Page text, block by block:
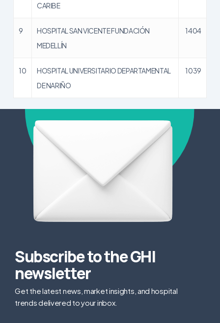
CARIBE
9
HOSPITAL SAN VICENTE FUNDACIÓN
MEDELLÍN
1404
10
HOSPITAL UNIVERSITARIO DEPARTAMENTAL
DE NARIÑO
1039
Subscribe to the GHI
newsletter
Get the latest news, market insights, and hospital
trends delivered to your inbox.